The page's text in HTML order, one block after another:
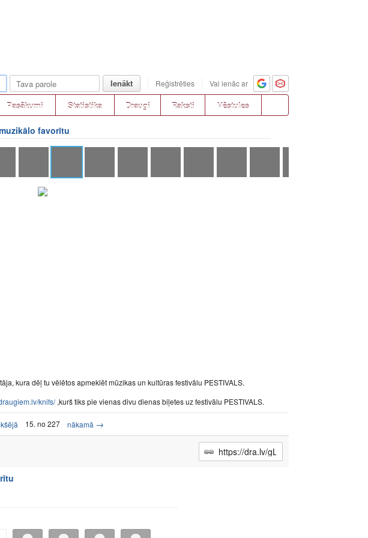
Ienākt Reģistrēties Vai ienāc ar
Pasākumi Statistika Draugi Raksti Vēstules
favorītu
kura dēļ tu vēlētos apmeklēt mūzikas un kultūras festivālu PESTIVALS.
knifs/,kurš tiks pie vienas divu dienas biļetes uz festivālu PESTIVALS.
15. no 227 nākamā →